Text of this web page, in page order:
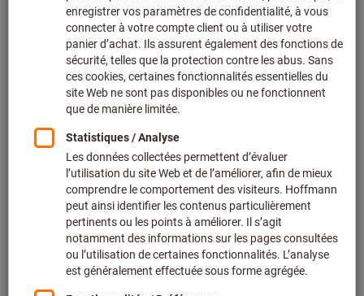
Cliquer pour agrandir l’image
Prix par 1 Unité
+ TVA en vigueur